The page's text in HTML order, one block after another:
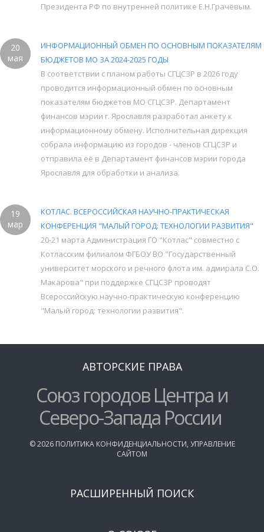
Президента РФ по внутренней политике Е.Н.Грачёвым.
20
мая
ИНФОРМАЦИОННЫЙ ОБМЕН ПО ОСНОВНЫМ ПОКАЗАТЕЛЯМ
БЮДЖЕТОВ МО ЗА 2024-2025 ГОДЫ
В соответствии с планом работы СГЦСЗР в 2026 году
проводится информационный обмен по основным
показателям бюджетов МО СГЦСЗР. Департамент
финансов мэрии г. Ярославля разработал анкету к
информационному обмену. Исполнительная дирекция
собрала информацию из городов - членов СГЦСЗР и
отправила её в Департамент финансов мэрии города
Ярославля для обработки и анализа.
19
мар
КОТЛАС. ВСЕРОССИЙСКАЯ НАУЧНО-ПРАКТИЧЕСКАЯ
КОНФЕРЕНЦИЯ "МАЛЫЙ ГОРОД: ТЕХНОЛОГИИ РАЗВИТИЯ"
20-21 марта Администрация ГО "Котлас" совместно с
Котласским филиалом ФГБОУ ВО "Государственный
университет морского и речного флота им. адмирала С.О.
Макарова" при поддержке СГЦСЗР проводят
Всероссийскую научно-практическую конференцию
"Малый город: технологии развития".
АВТОРСКИЕ ПРАВА
Союз городов Центра и
Северо-Запада России
©2026 ПОЛИТИКА КОНФИДЕНЦИАЛЬНОСТИ, УПРАВЛЕНИЕ
САЙТОМ
РАСШИРЕННЫЙ ПОИСК